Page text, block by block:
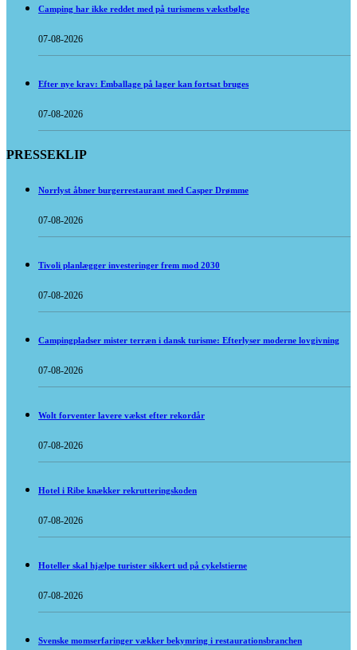
Camping har ikke reddet med på turismens vækstbølge
07-08-2026
Efter nye krav: Emballage på lager kan fortsat bruges
07-08-2026
PRESSEKLIP
Norrlyst åbner burgerrestaurant med Casper Drømme
07-08-2026
Tivoli planlægger investeringer frem mod 2030
07-08-2026
Campingpladser mister terræn i dansk turisme: Efterlyser moderne lovgivning
07-08-2026
Wolt forventer lavere vækst efter rekordår
07-08-2026
Hotel i Ribe knækker rekrutteringskoden
07-08-2026
Hoteller skal hjælpe turister sikkert ud på cykelstierne
07-08-2026
Svenske momserfaringer vækker bekymring i restaurationsbranchen